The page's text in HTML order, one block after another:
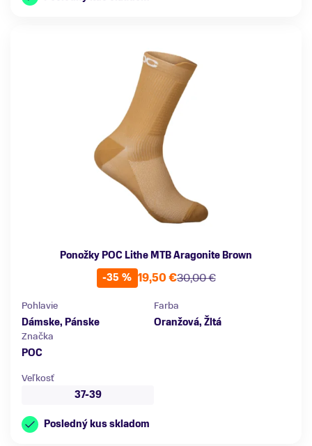
Ponožky POC Lithe MTB Aragonite Brown
-35 %
30,00 €
19,50 €
Pohlavie
Dámske, Pánske
Farba
Oranžová, Žltá
Značka
POC
Veľkosť
37-39
Posledný kus skladom